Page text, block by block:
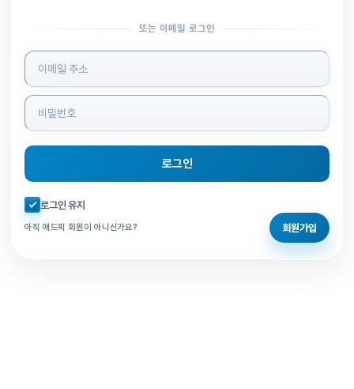
또는 이메일 로그인
로그인 정보 입력
로그인
자동로그인 체크
로그인 유지
아직 애드픽 회원이 아니신가요? 회원가입